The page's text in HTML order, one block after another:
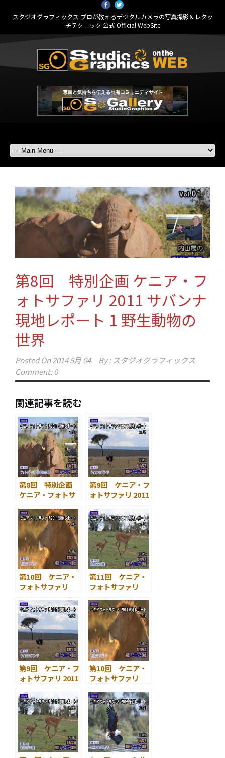
スタジオグラフィックス プロが教えるデジタルカメラの写真撮影＆レタッ
チテクニック 公式 Official WebSite
第8回 特別企画 ケニア・フ
ォトサファリ 2011 サバンナ
現地レポート 1 野生動物の
世界
Posted On2014 5月 04 By : スタジオグラフィックス
Comment: 0
関連記事を読む
第8回 特別企画
ケニア・フォトサ
ンナ現地レポート
1 野生動物の世界
第9回 ケニア・フ
ォトサファリ 2011
イオンのプライド
第10回 ケニア・
フォトサファリ
3 夜明けのサバン
ナ
第11回 ケニア・
フォトサファリ
4 野生動物たちの
躍動
第9回 ケニア・フ
ォトサファリ 2011
イオンのプライド
第10回 ケニア・
フォトサファリ
3 夜明けのサバン
ナ